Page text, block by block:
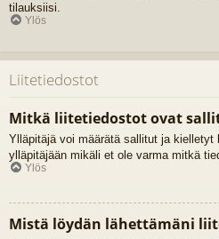
tilauksiisi.
Ylös
Liitetiedostot
Mitkä liitetiedostot ovat
Ylläpitäjä voi määrätä sallitut ja
ylläpitäjään mikäli et ole varma mitkä
Ylös
Mistä löydän lähettämäni